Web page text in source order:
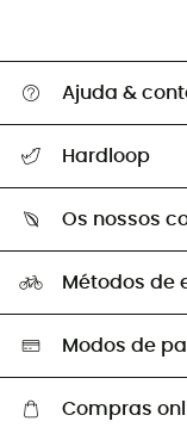
Ajuda &
Devoluções e
Guia de tamanhos
Trocas & Devoluções
Hardloop
Os nossos
Os nossos
Seleção eco-
Métodos de
Modos de
Compras